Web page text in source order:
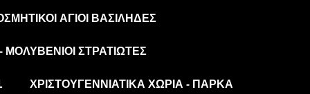
ΆΓΙΟΙ ΒΑΣΊΛΗΔΕΣ
ΣΤΡΑΤΙΏΤΕΣ
ΧΡΙΣΤΟΥΓΕΝΝΙΆΤΙΚΑ ΧΩΡΙΆ - ΠΆΡΚΑ